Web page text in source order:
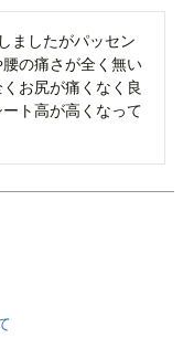
ましたがパッセン
の痛さが全く無い
お尻が痛くなく良
ト高が高くなって